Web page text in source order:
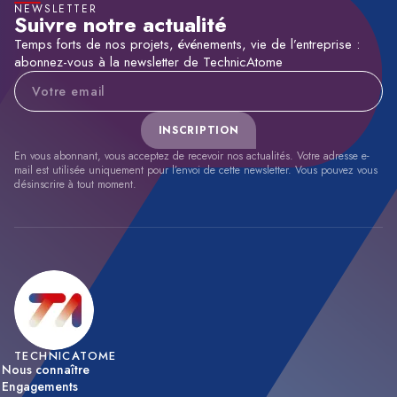
NEWSLETTER
Suivre notre actualité
Temps forts de nos projets, événements, vie de l’entreprise :
abonnez-vous à la newsletter de TechnicAtome
Adresse e-mail
INSCRIPTION
En vous abonnant, vous acceptez de recevoir nos actualités. Votre adresse e-
mail est utilisée uniquement pour l’envoi de cette newsletter. Vous pouvez vous
désinscrire à tout moment.
TECHNICATOME
Nous connaître
Engagements